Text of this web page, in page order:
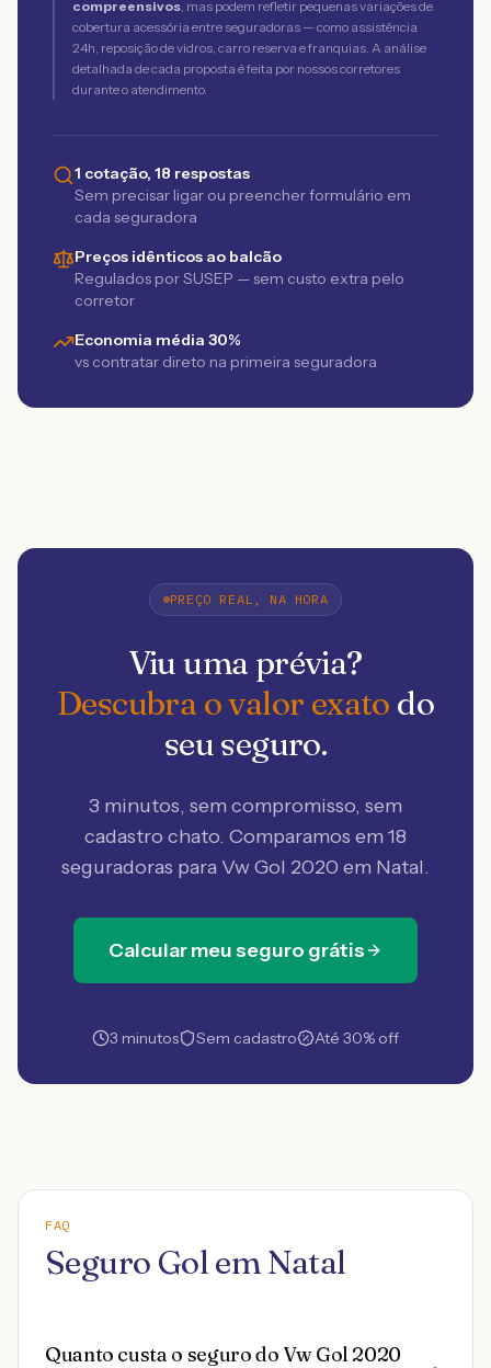
compreensivos, mas podem refletir pequenas variações de
cobertura acessória entre seguradoras — como assistência
24h, reposição de vidros, carro reserva e franquias. A análise
detalhada de cada proposta é feita por nossos corretores
durante o atendimento.
1 cotação, 18 respostas
Sem precisar ligar ou preencher formulário em
cada seguradora
Preços idênticos ao balcão
Regulados por SUSEP — sem custo extra pelo
corretor
Economia média 30%
vs contratar direto na primeira seguradora
PREÇO REAL, NA HORA
Viu uma prévia?
Descubra o valor exato do
seu seguro.
3 minutos, sem compromisso, sem
cadastro chato. Comparamos em 18
seguradoras para Vw Gol 2020 em Natal.
Calcular meu seguro grátis
3 minutos Sem cadastro Até 30% off
FAQ
Seguro Gol em Natal
Quanto custa o seguro do Vw Gol 2020